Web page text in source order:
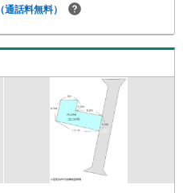
（通話料無料）